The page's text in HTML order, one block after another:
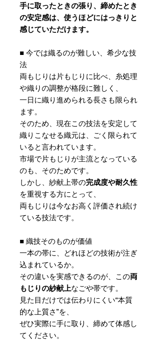
手に取ったときの張り、締めたとき
の安定感は、使うほどにはっきりと
感じていただけます。
■ 今では織るのが難しい、希少な技
法
両もじりは片もじりに比べ、糸処理
や織りの調整が格段に難しく、
一日に織り進められる長さも限られ
ます。
そのため、現在この技法を安定して
織りこなせる織元は、ごく限られて
いると言われています。
市場で片もじりが主流となっている
のも、そのためです。
しかし、紗献上帯の完成度や耐久性
を重視する方にとって、
両もじりは今なお高く評価され続け
ている技法です。
■ 織技そのものが価値
一本の帯に、どれほどの技術が注ぎ
込まれているか。
その違いを実感できるのが、この両
もじりの紗献上なごや帯です。
見た目だけでは伝わりにくい“本質
的な上質さ”を、
ぜひ実際に手に取り、締めて体感し
てください。